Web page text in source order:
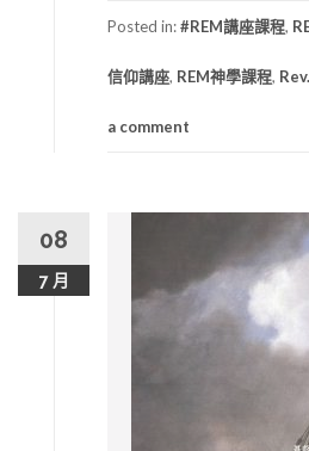
Posted in:#REM講座課程,
信仰講座, REM神學課程,
a comment
08
7 月